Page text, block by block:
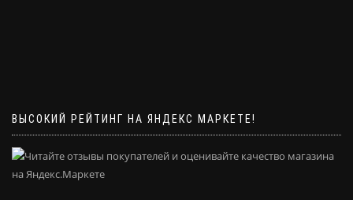
ВЫСОКИЙ РЕЙТИНГ НА ЯНДЕКС МАРКЕТЕ!